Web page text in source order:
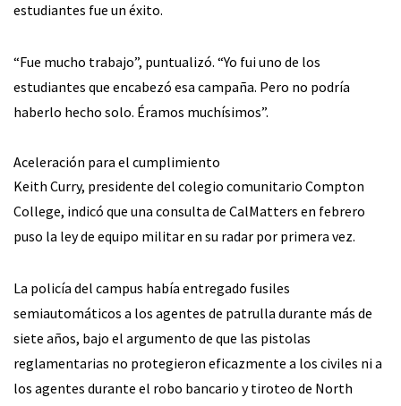
estudiantes fue un éxito.
“Fue mucho trabajo”, puntualizó. “Yo fui uno de los
estudiantes que encabezó esa campaña. Pero no podría
haberlo hecho solo. Éramos muchísimos”.
Aceleración para el cumplimiento
Keith Curry, presidente del colegio comunitario Compton
College, indicó que una consulta de CalMatters en febrero
puso la ley de equipo militar en su radar por primera vez.
La policía del campus había entregado fusiles
semiautomáticos a los agentes de patrulla durante más de
siete años, bajo el argumento de que las pistolas
reglamentarias no protegieron eficazmente a los civiles ni a
los agentes durante el robo bancario y tiroteo de North